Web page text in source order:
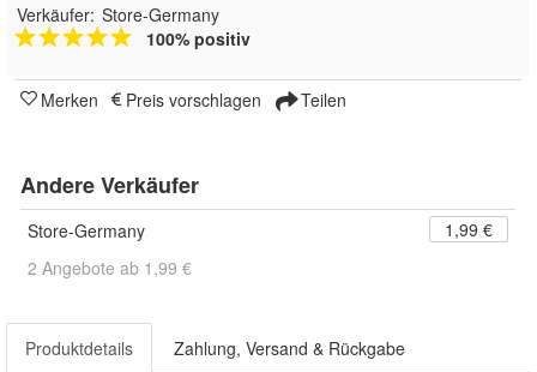
Verkäufer: Store-Germany
100% positiv
Merken Preis vorschlagen Teilen
Andere Verkäufer
Store-Germany
1,99 €
2 Angebote ab 1,99 €
Produktdetails Zahlung, Versand & Rückgabe